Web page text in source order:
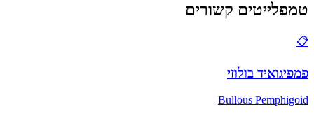
טמפלייטים קשורים
📋
פמפיגואיד בולוזי
Bullous Pemphigoid